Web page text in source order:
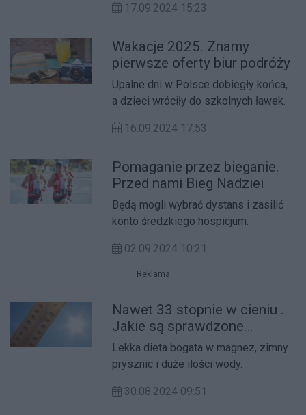
17.09.2024 15:23
Wakacje 2025. Znamy
pierwsze oferty biur podróży
Upalne dni w Polsce dobiegły końca,
a dzieci wróciły do szkolnych ławek.
16.09.2024 17:53
Pomaganie przez bieganie.
Przed nami Bieg Nadziei
Będą mogli wybrać dystans i zasilić
konto średzkiego hospicjum.
02.09.2024 10:21
Reklama
Nawet 33 stopnie w cieniu .
Jakie są sprawdzone
sposoby na upalne dni?
Lekka dieta bogata w magnez, zimny
prysznic i duże ilości wody.
30.08.2024 09:51